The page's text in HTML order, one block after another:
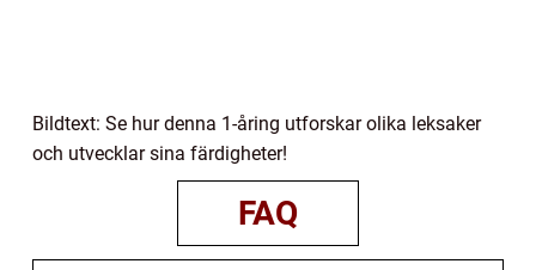
Bildtext: Se hur denna 1-åring utforskar olika leksaker
och utvecklar sina färdigheter!
FAQ